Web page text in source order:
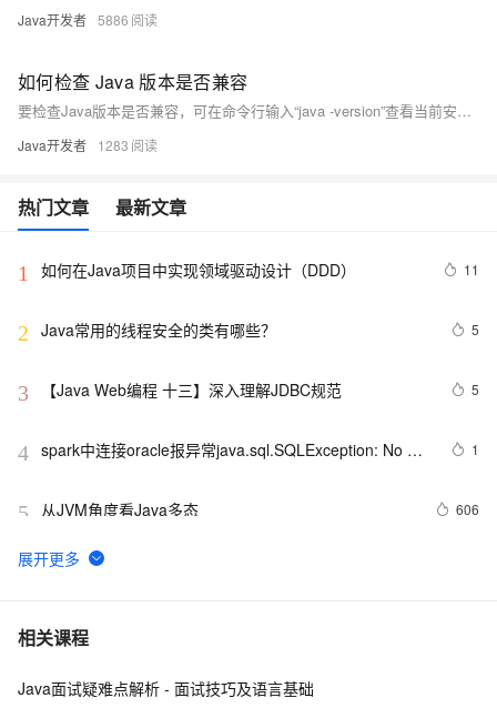
Java开发者 5886
如何检查 Java 版本是否兼容
要检查Java版本是否兼容，可在命令行输入“java -version”查看当前安装的Java版本，然后对比目标应用所需的Java版本，确保其满足要求。
Java开发者 1283
热门文章 最新文章
1 如何在Java项目中实现领域驱动设计（DDD） 11
2 Java常用的线程安全的类有哪些？ 5
3 【Java Web编程 十三】深入理解JDBC规范 5
4 spark中连接oracle报异常java.sql.SQLException: No
1
5 从JVM角度看Java多态 606
6 WebKit  上的JS直接使用Java Bean
7 Java 图书管理系统详解
8 Java线程：新特征-原子量
相关课程
Java面试疑难点解析 - 面试技巧及语言基础